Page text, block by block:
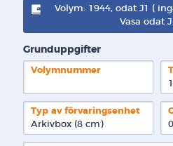
Volym: 1944, odat J1 (
Vasa odat J
Grunduppgifter
Volymnummer
Typ av förvaringsenhet
Arkivbox (8 cm)